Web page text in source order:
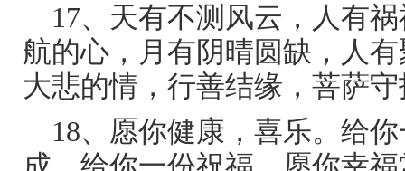
17、天有不测风云，人有
航的心，月有阴晴圆缺，人
大悲的情，行善结缘，菩萨
18、愿你健康，喜乐。给